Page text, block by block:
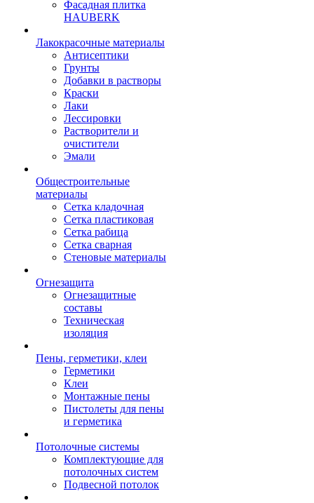
Фасадная плитка
HAUBERK
Лакокрасочные материалы
Антисептики
Грунты
Добавки в растворы
Краски
Лаки
Лессировки
Растворители и
очистители
Эмали
Общестроительные
материалы
Сетка кладочная
Сетка пластиковая
Сетка рабица
Сетка сварная
Стеновые материалы
Огнезащита
Огнезащитные
составы
Техническая
изоляция
Пены, герметики, клеи
Герметики
Клеи
Монтажные пены
Пистолеты для пены
и герметика
Потолочные системы
Комплектующие для
потолочных систем
Подвесной потолок